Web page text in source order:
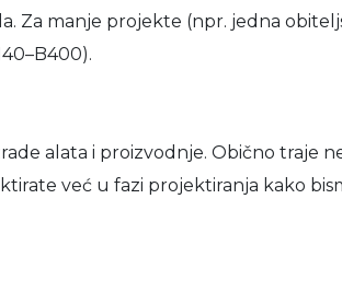
Za manje projekte (npr. jedna
alata i proizvodnje. Obično traje
već u fazi projektiranja kako